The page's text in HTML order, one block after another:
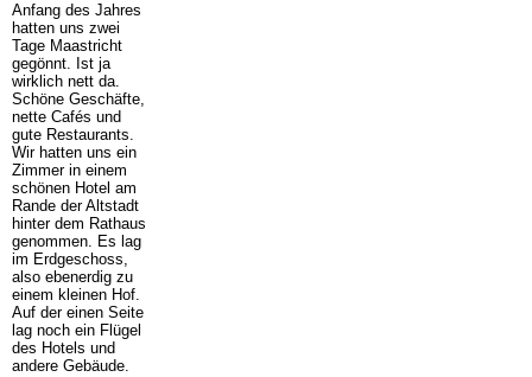
Anfang des Jahres
hatten uns zwei
Tage Maastricht
gegönnt. Ist ja
wirklich nett da.
Schöne Geschäfte,
nette Cafés und
gute Restaurants.
Wir hatten uns ein
Zimmer in einem
schönen Hotel am
Rande der Altstadt
hinter dem Rathaus
genommen. Es lag
im Erdgeschoss,
also ebenerdig zu
einem kleinen Hof.
Auf der einen Seite
lag noch ein Flügel
des Hotels und
andere Gebäude.